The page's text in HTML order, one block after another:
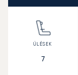
7